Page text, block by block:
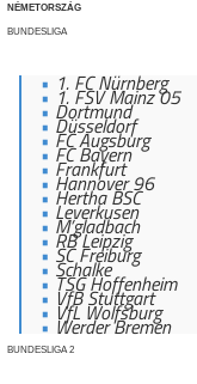
NÉMETORSZÁG
BUNDESLIGA
1. FC Nürnberg
1. FSV Mainz 05
Dortmund
Düsseldorf
FC Augsburg
FC Bayern
Frankfurt
Hannover 96
Hertha BSC
Leverkusen
M’gladbach
RB Leipzig
SC Freiburg
Schalke
TSG Hoffenheim
VfB Stuttgart
VfL Wolfsburg
Werder Bremen
BUNDESLIGA 2